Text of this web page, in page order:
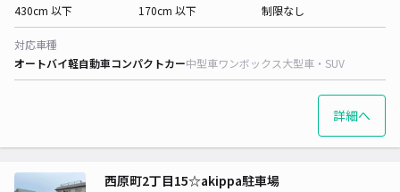
430cm 以下
170cm 以下
制限なし
対応車種
オートバイ軽自動車コンパクトカー中型車ワンボックス大型車・SUV
詳細へ
西原町2丁目15☆akippa駐車場